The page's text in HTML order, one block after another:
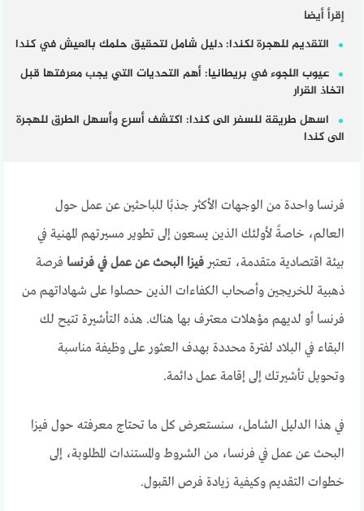
إقرأ أيضا
التقديم للهجرة لكندا: دليل شامل لتحقيق حلمك بالعيش في كندا
عيوب اللجوء في بريطانيا: أهم التحديات التي يجب معرفتها قبل
اتخاذ القرار
اسهل طريقة للسفر الى كندا: اكتشف أسرع وأسهل الطرق للهجرة
الى كندا
فرنسا واحدة من الوجهات الأكثر جذبًا للباحثين عن عمل حول
العالم، خاصةً لأولئك الذين يسعون إلى تطوير مسيرتهم المهنية في
بيئة اقتصادية متقدمة، تعتبرفيزا البحث عن عمل في فرنسا فرصة
ذهبية للخريجين وأصحاب الكفاءات الذين حصلوا على شهاداتهم من
فرنسا أو لديهم مؤهلات معترف بها هناك. هذه التأشيرة تتيح لك
البقاء في البلاد لفترة محددة بهدف العثور على وظيفة مناسبة
وتحويل تأشيرتك إلى إقامة عمل دائمة.
في هذا الدليل الشامل، سنستعرض كل ما تحتاج معرفته حول فيزا
البحث عن عمل في فرنسا، من الشروط والمستندات المطلوبة، إلى
خطوات التقديم وكيفية زيادة فرص القبول.